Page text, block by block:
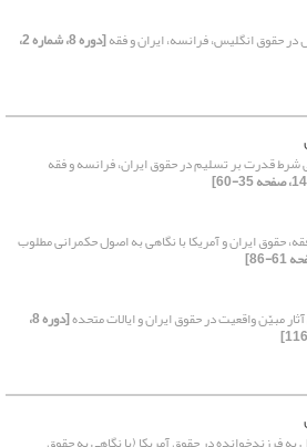
در حقوق انگلیس، فرانسه، ایران و فقه [دوره 8، شماره 2،
شرط قدرت بر تسلیم در حقوق ایران، فرانسه و فقه
حقوق ایران و آمریکا با نگاهی به اصول حکمرانی مطلوب
مبیّن واقعیت در حقوق ایران و ایالات متحده [دوره 8،